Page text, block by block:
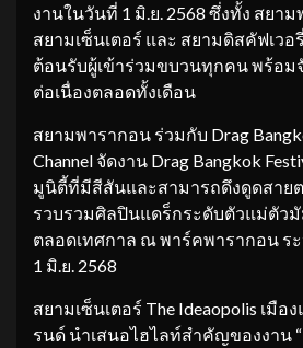
งานในวันที่ 1 มิ.ย. 2568 ซึ่งทั้ง สยา
สยามเซ็นเตอร์ และ สยามดิสคัฟเวอ
ต้อนรับผู้เข้าร่วมขบวนทุกคน พร้อม
ต่อเนื่องตลอดทั้งเดือน
สยามพารากอน ร่วมกับ Drag
Channel จัดงาน Drag Bangkok
มูนิตี้ที่มีสีสันและสามารถดึงดูดสาย
รวบรวมศิลปินแดร็กระดับตัวแม่ตัว
ตลอดเทศกาล ณ พาร์คพารากอน ระ
1 มิ.ย. 2568
สยามเซ็นเตอร์ The Ideaopolis เมือ
รนด์ นำเสนอไฮไลท์สำคัญของงาน